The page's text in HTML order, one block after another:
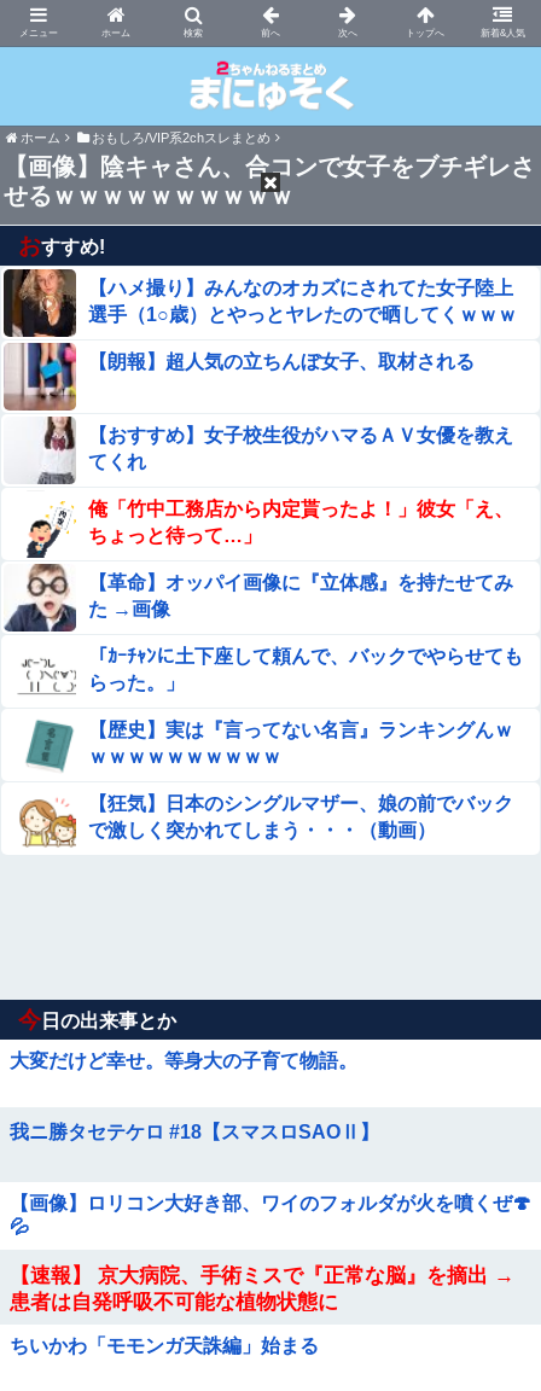
ホーム 新着&人気
まにゅそく 2chまとめニュース速報VIP
ホーム おもしろ/VIP系2chスレまとめ
【画像】陰キャさん、合コンで女子をブチギレさ
せるｗｗｗｗｗｗｗｗｗｗ
おすすめ!
【ハメ撮り】みんなのオカズにされてた女子陸上
選手（1○歳）とやっとヤレたので晒してくｗｗｗ
【朗報】超人気の立ちんぼ女子、取材される
【おすすめ】女子校生役がハマるＡＶ女優を教え
てくれ
俺「竹中工務店から内定貰ったよ！」彼女「え、
ちょっと待って…」
【革命】オッパイ画像に『立体感』を持たせてみ
た →画像
「ｶｰﾁｬﾝに土下座して頼んで、バックでやらせても
らった。」
【歴史】実は『言ってない名言』ランキングんｗ
ｗｗｗｗｗｗｗｗｗｗ
【狂気】日本のシングルマザー、娘の前でバック
で激しく突かれてしまう・・・（動画）
今 日の出来事とか
大変だけど幸せ。等身大の子育て物語。
我ニ勝タセテケロ #18【スマスロSAOⅡ】
【画像】ロリコン大好き部、ワイのフォルダが火を噴くぜ🍄
💦
【速報】 京大病院、手術ミスで『正常な脳』を摘出 →
患者は自発呼吸不可能な植物状態に
ちいかわ「モモンガ天誅編」始まる